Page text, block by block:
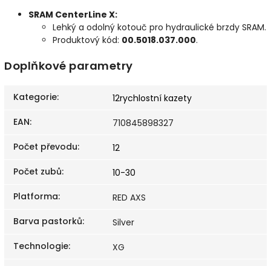
SRAM CenterLine X:
Lehký a odolný kotouč pro hydraulické brzdy SRAM.
Produktový kód: 00.5018.037.000.
Doplňkové parametry
Kategorie:
12rychlostní kazety
EAN:
710845898327
Počet převodu:
12
Počet zubů:
10-30
Platforma:
RED AXS
Barva pastorků:
Silver
Technologie:
XG